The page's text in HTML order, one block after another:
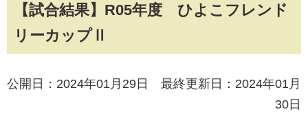
【試合結果】R05年度 ひよこフレンド
リーカップⅡ
公開日：2024年01月29日 最終更新日：2024年01月
30日